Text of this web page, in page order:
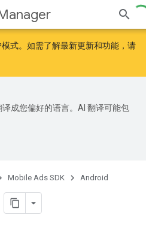
式。如需了解最新更新和功能，请
成您偏好的语言。AI 翻译可能包
Mobile Ads SDK Android